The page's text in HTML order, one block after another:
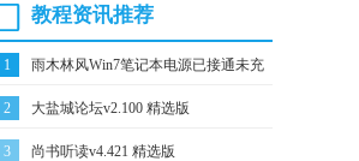
教程资讯推荐
1 雨木林风Win7笔记本电源已接通未充
电如何办？
2 大盐城论坛v2.100 精选版
3 尚书听读v4.421 精选版